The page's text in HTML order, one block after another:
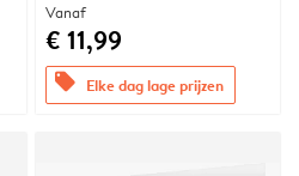
Vanaf
€ 11,99
offers Elke dag lage prijzen